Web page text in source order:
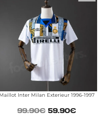
Maillot Inter Milan Exterieur 1996-1997
99.90€ 59.90€